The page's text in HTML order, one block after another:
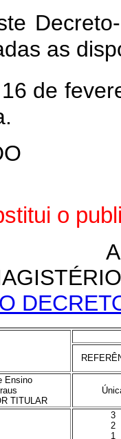
as
de
o
Ensino
TITULAR
3
2
1